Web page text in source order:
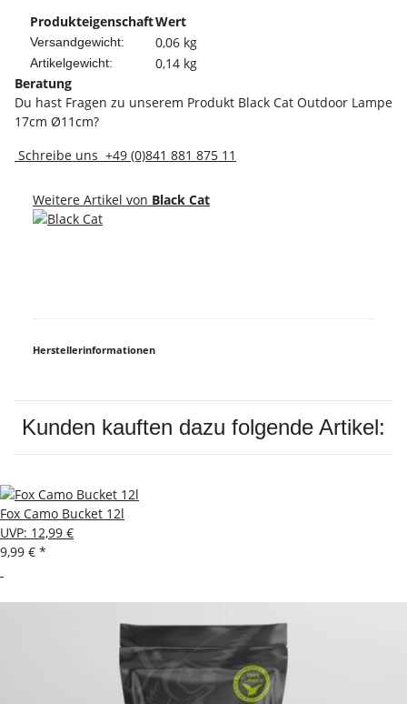
ProdukteigenschaftWert
Versandgewicht: 0,06 kg
Artikelgewicht: 0,14 kg
Beratung
Du hast Fragen zu unserem Produkt Black Cat Outdoor Lampe
17cm Ø11cm?
Schreibe uns +49 (0)841 881 875 11
Weitere Artikel von Black Cat
Herstellerinformationen
Kunden kauften dazu folgende Artikel:
Fox Camo Bucket 12l
UVP: 12,99 €
9,99 € *